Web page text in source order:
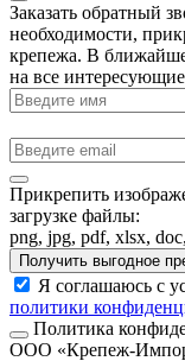
Заказать обратный
необходимости,
крепежа. В
на все
Прикрепить
загрузке файлы:
png, jpg, pdf, xlsx,
Получить выгодное
Я соглашаюсь с
политики
Политика
ООО «Крепеж-